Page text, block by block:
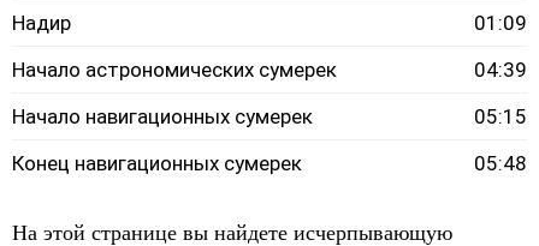
Надир
01:09
Начало астрономических сумерек
04:39
Начало навигационных сумерек
05:15
Конец навигационных сумерек
05:48
На этой странице вы найдете исчерпывающую